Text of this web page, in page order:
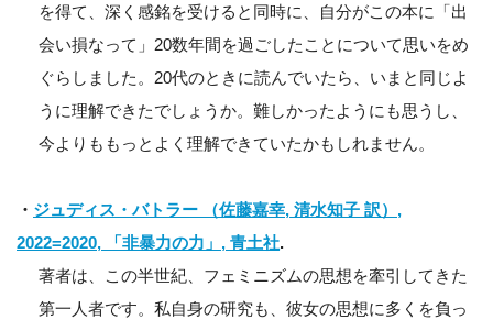
を得て、深く感銘を受けると同時に、自分がこの本に「出
会い損なって」20数年間を過ごしたことについて思いをめ
ぐらしました。20代のときに読んでいたら、いまと同じよ
うに理解できたでしょうか。難しかったようにも思うし、
今よりももっとよく理解できていたかもしれません。
・ ジュディス・バトラー （佐藤嘉幸, 清水知子 訳）,
2022=2020, 「非暴力の力」, 青土社.
著者は、この半世紀、フェミニズムの思想を牽引してきた
第一人者です。私自身の研究も、彼女の思想に多くを負っ